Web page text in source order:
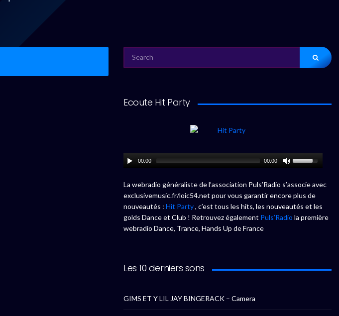
FOR:
Ecoute Hit Party
00:00 00:00
La webradio généraliste de l’association Puls’Radio s’associe avec
exclusivemusic.fr/loic54.net pour vous garantir encore plus de
nouveautés : Hit Party, c’est tous les hits, les nouveautés et les
golds Dance et Club ! Retrouvez également Puls’Radio la première
webradio Dance, Trance, Hands Up de France
Les 10 derniers sons
GIMS ET Y LIL JAY BINGERACK – Camera